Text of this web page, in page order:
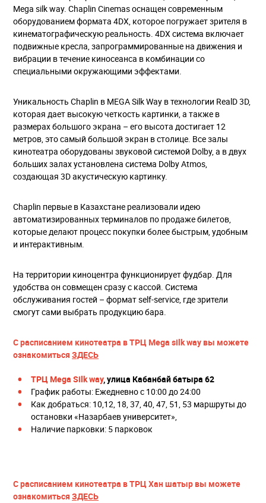
Mega silk way. Chaplin Cinemas оснащен современным
оборудованием формата 4DX, которое погружает зрителя в
кинематографическую реальность. 4DX система включает
подвижные кресла, запрограммированные на движения и
вибрации в течение киносеанса в комбинации со
специальными окружающими эффектами.
Уникальность Chaplin в MEGA Silk Way в технологии RealD 3D,
которая дает высокую четкость картинки, а также в
размерах большого экрана – его высота достигает 12
метров, это самый большой экран в столице. Все залы
кинотеатра оборудованы звуковой системой Dolby, а в двух
больших залах установлена система Dolby Atmos,
создающая 3D акустическую картинку.
Chaplin первые в Казахстане реализовали идею
автоматизированных терминалов по продаже билетов,
которые делают процесс покупки более быстрым, удобным
и интерактивным.
На территории киноцентра функционирует фудбар. Для
удобства он совмещен сразу с кассой. Система
обслуживания гостей – формат self-service, где зрители
смогут сами выбрать продукцию бара.
С расписанием кинотеатра в ТРЦ Mega silkway вы можете
ознакомиться ЗДЕСЬ
ТРЦ Mega Silk way, улица Кабанбай батыра 62
График работы: Ежедневно с 10:00 до 24:00
Как добраться: 10,12, 18, 37, 40, 47, 51, 53 маршруты до
остановки «Назарбаев университет»,
Наличие парковки: 5 парковок
С расписанием кинотеатра в ТРЦ Хан шатыр вы можете
ознакомиться ЗДЕСЬ